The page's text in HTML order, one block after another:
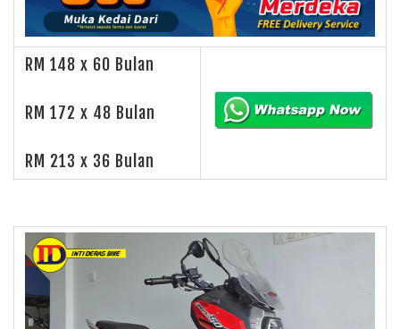
RM 148 x 60 Bulan
RM 172 x 48 Bulan
RM 213 x 36 Bulan